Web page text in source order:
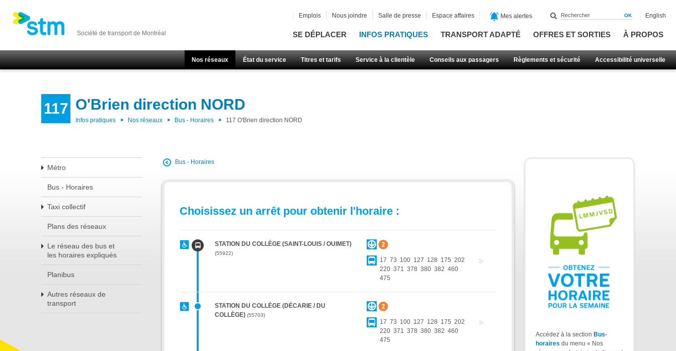
Société de transport de Montréal SE DÉPLACER INFOS PRATIQUES TRANSPORT ADAPTÉ OFFRES ET SORTIES À PROPOS
Nos réseaux État du service Titres et tarifs Service à la clientèle Conseils aux passagers Règlements et sécurité Accessibilité universelle
Emplois Nous joindre Salle de presse Espace affaires Mes alertes English
117 O'Brien direction NORD
Infos pratiques Nos réseaux Bus - Horaires 117 O'Brien direction NORD
Métro
Bus - Horaires
Taxi collectif
Plans des réseaux
Le réseau des bus et
les horaires expliqués
Planibus
Autres réseaux de
transport
Bus - Horaires
Choisissez un arrêt pour obtenir l'horaire :
STATION DU COLLÈGE (SAINT-LOUIS / OUIMET)
55922
17 73 100 127 128 175 202
220 371 378 380 382 460
475
STATION DU COLLÈGE (DÉCARIE / DU
COLLÈGE) 55703
17 73 100 127 128 175 202
220 371 378 380 382 460
475
Accédez à la section Bus-
horaires du menu « Nos